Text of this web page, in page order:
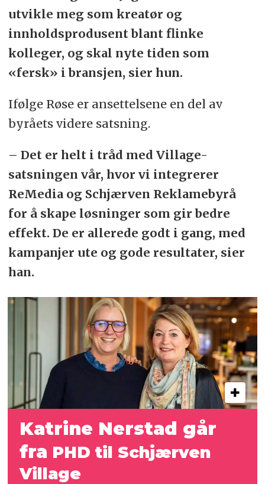
utvikle meg som kreatør og
innholdsprodusent blant flinke
kolleger, og skal nyte tiden som
«fersk» i bransjen, sier hun.
Ifølge Røse er ansettelsene en del av
byråets videre satsning.
– Det er helt i tråd med Village-
satsningen vår, hvor vi integrerer
ReMedia og Schjærven Reklamebyrå
for å skape løsninger som gir bedre
effekt. De er allerede godt i gang, med
kampanjer ute og gode resultater, sier
han.
Katrine Nerstad går
fra PHD til Schjærven
Village